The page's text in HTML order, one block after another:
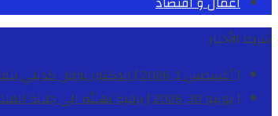
شريط الأخبار
[ أغسطس 1, 2026 ]
الدكتور نوفل كديلي يتفقد 12 مؤسسة تعليمية للإشراف على مراقبة الداخليات والمطاعم المدرسية بجهة
[ يوليو 30, 2026 ]
برقية تهنئة الى جلالة